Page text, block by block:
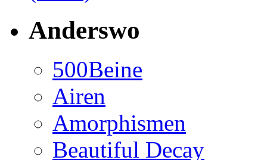
Anderswo
500Beine
Airen
Amorphismen
Beautiful Decay